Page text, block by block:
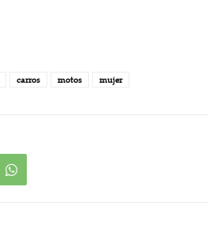
carros motos mujer